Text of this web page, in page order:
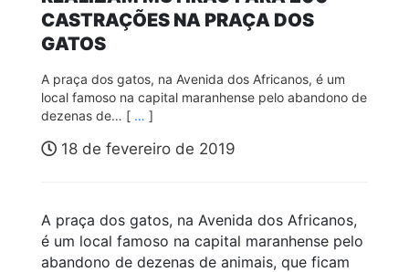
CASTRAÇÕES NA PRAÇA DOS
GATOS
A praça dos gatos, na Avenida dos Africanos, é um
local famoso na capital maranhense pelo abandono de
dezenas de… [ … ]
18 de fevereiro de 2019
A praça dos gatos, na Avenida dos Africanos,
é um local famoso na capital maranhense pelo
abandono de dezenas de animais, que ficam